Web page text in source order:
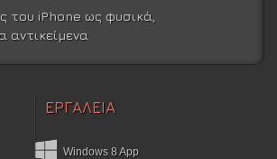
του iPhone ως φυσικά,
αντικείμενα
ΕΡΓΑΛΕΙΑ
Windows 8 App